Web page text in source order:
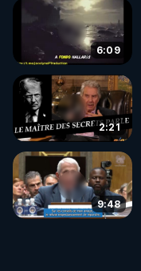
6:09
2:21
9:48